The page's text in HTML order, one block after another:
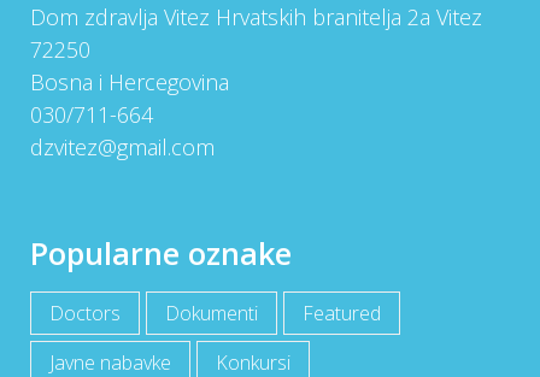
Dom zdravlja Vitez Hrvatskih branitelja 2a Vitez
72250
Bosna i Hercegovina
030/711-664
dzvitez@gmail.com
Popularne oznake
Doctors Dokumenti
Featured
Javne nabavke
Konkursi